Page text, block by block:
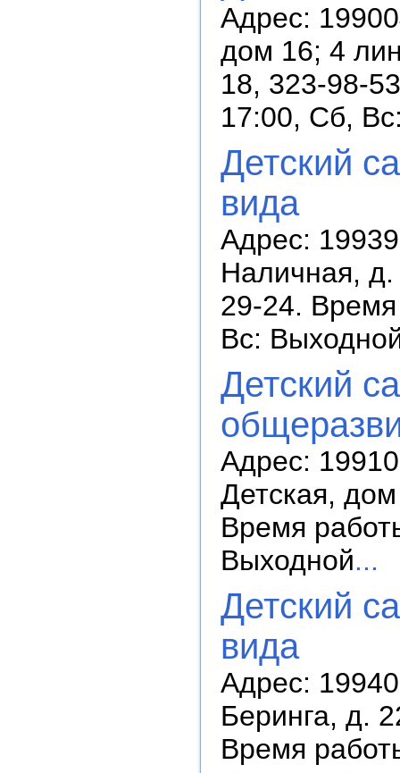
Адрес:
дом 16; 4
18, 323-98-
17:00, Сб,
Детский
вида
Адрес:
Наличная,
29-24.
Вс:
Детский
Адрес:
Детская,
Время
Выходной...
Детский
вида
Адрес:
Беринга, д.
Время